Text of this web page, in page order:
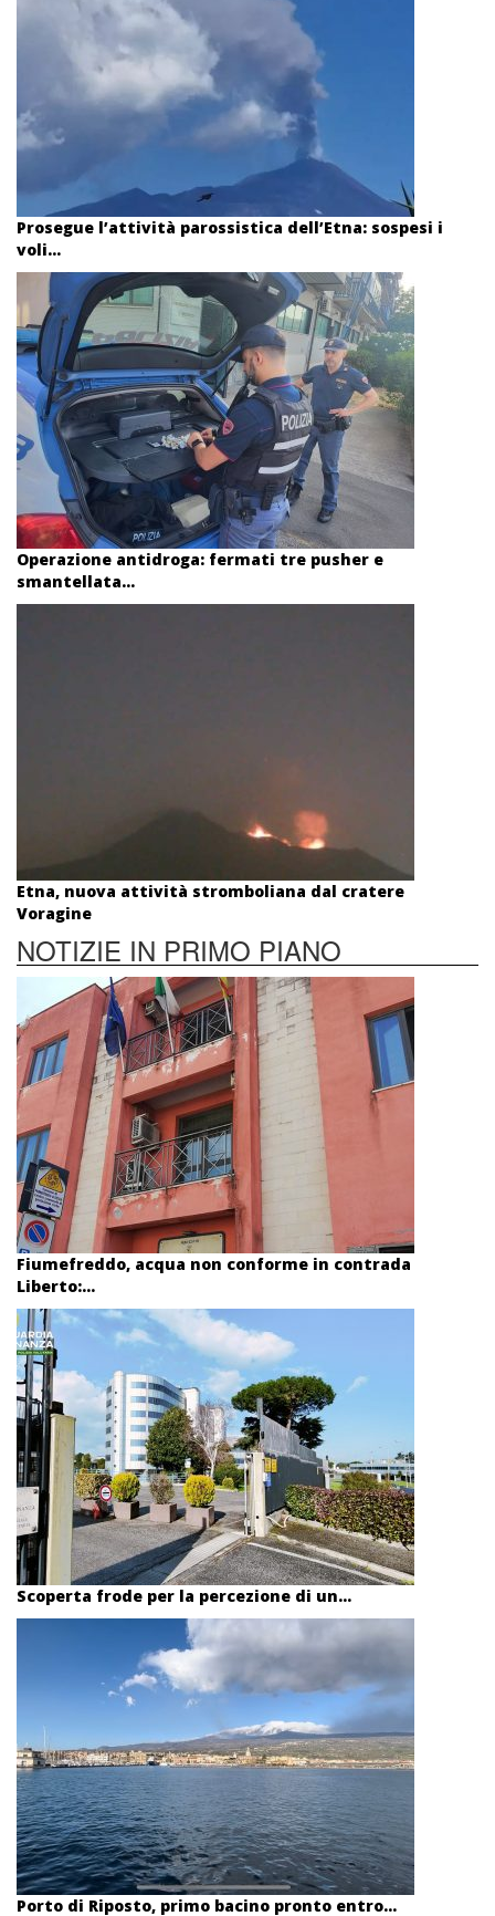
Prosegue l’attività parossistica dell’Etna: sospesi i
voli...
Operazione antidroga: fermati tre pusher e
smantellata...
Etna, nuova attività stromboliana dal cratere
Voragine
NOTIZIE IN PRIMO PIANO
Fiumefreddo, acqua non conforme in contrada
Liberto:...
Scoperta frode per la percezione di un...
Porto di Riposto, primo bacino pronto entro...